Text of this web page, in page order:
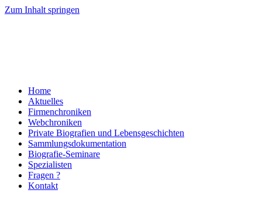
Zum Inhalt springen
Home
Aktuelles
Firmenchroniken
Webchroniken
Private Biografien und Lebensgeschichten
Sammlungsdokumentation
Biografie-Seminare
Spezialisten
Fragen ?
Kontakt